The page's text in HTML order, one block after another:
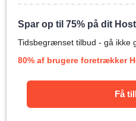
Spar op til 75% på dit
Tidsbegrænset tilbud - gå ikke
80% af brugere foretrækker
Få